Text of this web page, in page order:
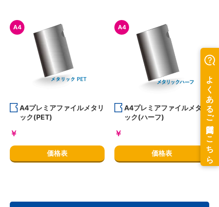
A4
A4プレミアファイルメタリ
ック(PET)
￥
価格表
A4
A4プレミアファイルメタリ
ック(ハーフ)
￥
価格表